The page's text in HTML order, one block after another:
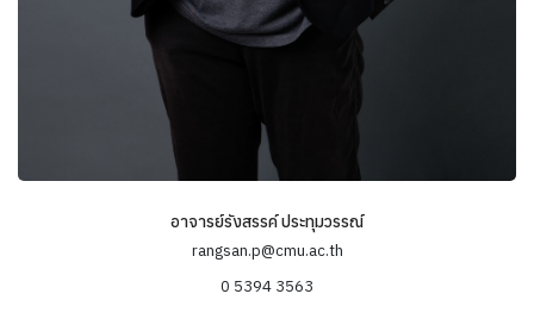
อาจารย์รังสรรค์ ประทุมวรรณ์
rangsan.p@cmu.ac.th
0 5394 3563